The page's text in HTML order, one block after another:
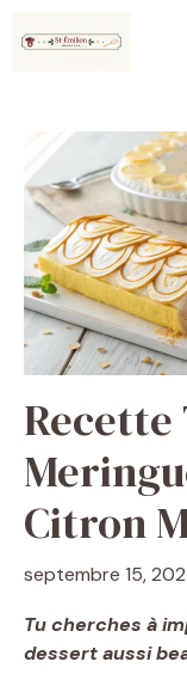
Citron
septembre 15,
Tu cherches à
dessert aussi